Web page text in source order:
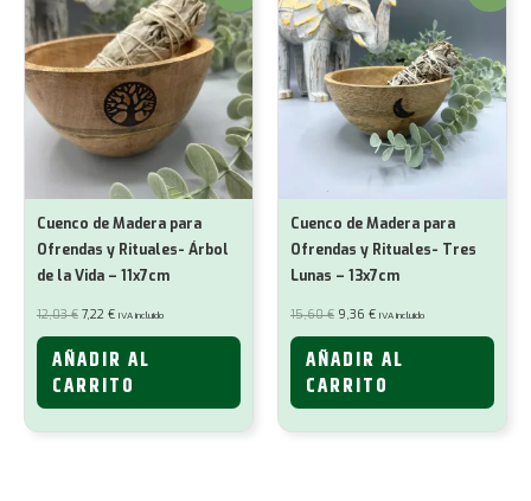
Cuenco de Madera para
Ofrendas y Rituales- Árbol
de la Vida – 11x7cm
12,03€ El
precio
original
12,03 €.
7,22 €El
actual
7,22 €.
IVA incluido
AÑADIR AL
CARRITO
Cuenco de Madera para
Ofrendas y Rituales- Tres
Lunas – 13x7cm
15,60€ El
precio
original
15,60 €.
9,36 €El
actual
9,36 €.
IVA incluido
AÑADIR AL
CARRITO